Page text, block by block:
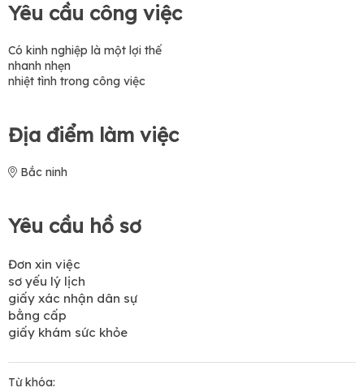
Yêu cầu công việc
Có kinh nghiệp là một lợi thế
nhanh nhẹn
nhiệt tình trong công việc
Địa điểm làm việc
Bắc ninh
Yêu cầu hồ sơ
Đơn xin việc
sơ yếu lý lịch
giấy xác nhận dân sự
bằng cấp
giấy khám sức khỏe
Từ khóa: